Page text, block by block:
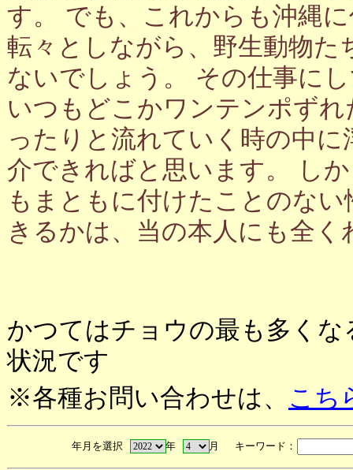
す。 でも、これからも沖縄
転々としながら、野生動物
ないでしょう。 その仕事に
いつもどこかワンテンポず
ったりと流れていく時の中
介できればと思います。 し
もまともに付けたことのな
きるかは、当の本人にも全く
かつてはチョウの最も多く
状況です
※各種お問い合わせは、 こち
年月を選択 年 月 キーワード：